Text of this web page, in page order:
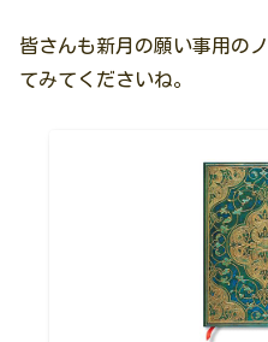
皆さんも新月の願い事用の
てみてくださいね。